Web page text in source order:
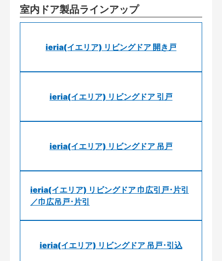
室内ドア製品ラインアップ
ieria(イエリア) リビングドア 開き戸
ieria(イエリア) リビングドア 引戸
ieria(イエリア) リビングドア 吊戸
ieria(イエリア) リビングドア 巾広引戸･片引
／巾広吊戸･片引
ieria(イエリア) リビングドア 吊戸･引込